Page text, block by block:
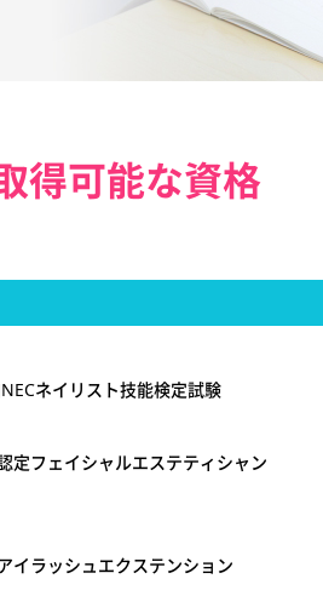
得可能な資格
ネイリスト技能検定試験
定フェイシャルエステティシャン
イラッシュエクステンション